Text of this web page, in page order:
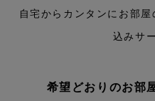
自宅からカンタンにお部
込みサ
希望どおりのお部